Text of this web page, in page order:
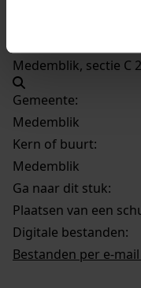
Medemblik, sectie C
Gemeente:
Medemblik
Kern of buurt:
Medemblik
Ga naar dit stuk:
Plaatsen van een
Digitale bestanden:
Bestanden per e-